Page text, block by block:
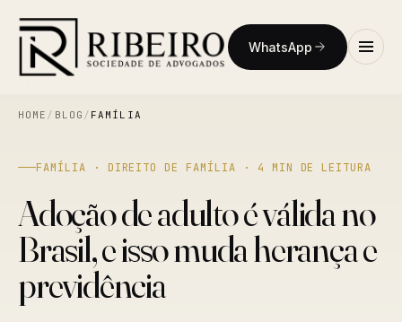
WhatsApp
HOME / BLOG / FAMÍLIA
FAMÍLIA · DIREITO DE FAMÍLIA · 4 MIN DE LEITURA
Adoção de adulto é válida no
Brasil, e isso muda herança e
previdência